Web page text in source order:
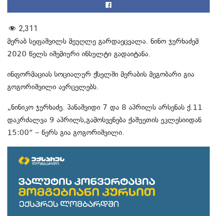
2,311
მერაბ სეფაშვილს მეუღლე გარდაეცვალა. ნინო ჯურხაძემ
2020 წელს იშემიური ინსულტი გადაიტანა.
ინფორმაციას სოციალურ ქსელში მერაბის მეგობარი გია
გოგორიშვილი ავრცელებს.
„ნინიკო ჯურხაძე. პანაშვიდი 7 და 8 აპრილს არსენას ქ.11
დაკრძალვა 9 აპრილს,გამოსვენება ქაშუეთის ეკლესიიდან
15:00“ – წერს გია გოგორიშვილი.